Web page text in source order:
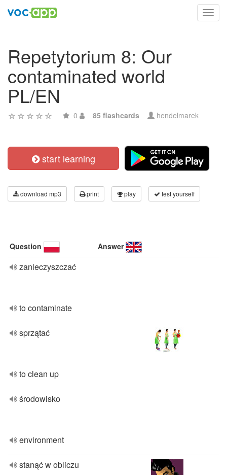
Repetytorium 8: Our
contaminated world
PL/EN
0 85 flashcards hendelmarek
start learning
download mp3 print play test yourself
Question Answer
zanieczyszczać
to contaminate
sprzątać
to clean up
środowisko
environment
stanąć w obliczu